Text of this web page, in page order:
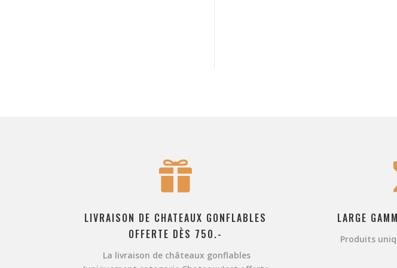

LIVRAISON DE CHATEAUX GONFLABLES
OFFERTE DÈS 750.-
La livraison de châteaux gonflables
LARGE
Produits